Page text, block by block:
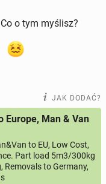
o tym myślisz?
JAK DODAĆ?
Europe, Man & Van
to EU, Low Cost,
Part load 5m3/300kg
Removals to Germany,